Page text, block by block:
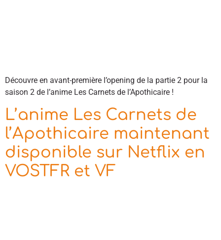
Découvre en avant-première l’opening de la partie 2 pour la
saison 2 de l’anime Les Carnets de l’Apothicaire !
L’anime Les Carnets de
l’Apothicaire maintenant
disponible sur Netflix en
VOSTFR et VF